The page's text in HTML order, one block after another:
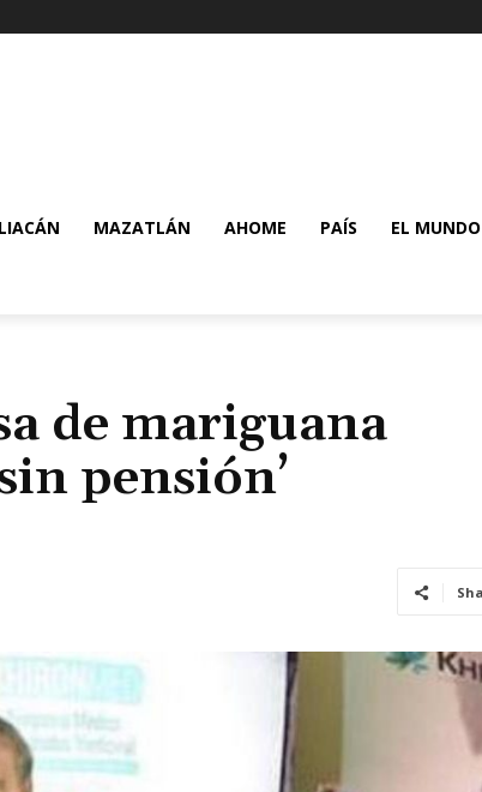
MAZATLÁN AHOME PAÍS EL MUNDO
de mariguana
pensión’